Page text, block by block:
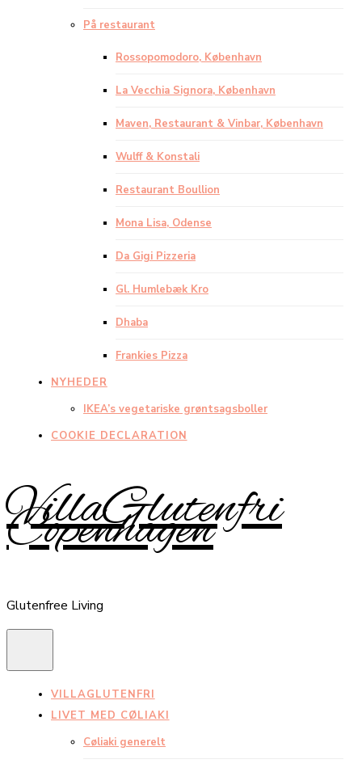
På restaurant
Rossopomodoro, København
La Vecchia Signora, København
Maven, Restaurant & Vinbar, København
Wulff & Konstali
Restaurant Boullion
Mona Lisa, Odense
Da Gigi Pizzeria
Gl. Humlebæk Kro
Dhaba
Frankies Pizza
NYHEDER
IKEA’s vegetariske grøntsagsboller
COOKIE DECLARATION
VillaGlutenfri
Copenhagen
Glutenfree Living
VILLAGLUTENFRI
LIVET MED CØLIAKI
Cøliaki generelt